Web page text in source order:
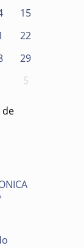
15
22
29
5
de